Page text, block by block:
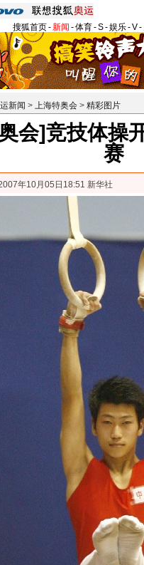
搜狐首页-新闻 -体育-S-娱乐-V-
新闻 > 上海特奥会 > 精彩图片
会]竞技体操
赛
年10月05日18:51 新华社